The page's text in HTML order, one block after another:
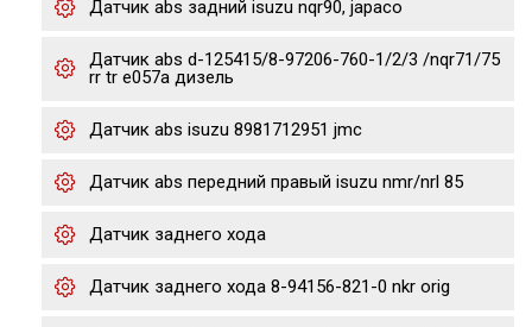
Датчик abs задний isuzu nqr90, japaco
Датчик abs d-125415/8-97206-760-1/2/3 /nqr71/75
rr tr e057a дизель
Датчик abs isuzu 8981712951 jmc
Датчик abs передний правый isuzu nmr/nrl 85
Датчик заднего хода
Датчик заднего хода 8-94156-821-0 nkr orig